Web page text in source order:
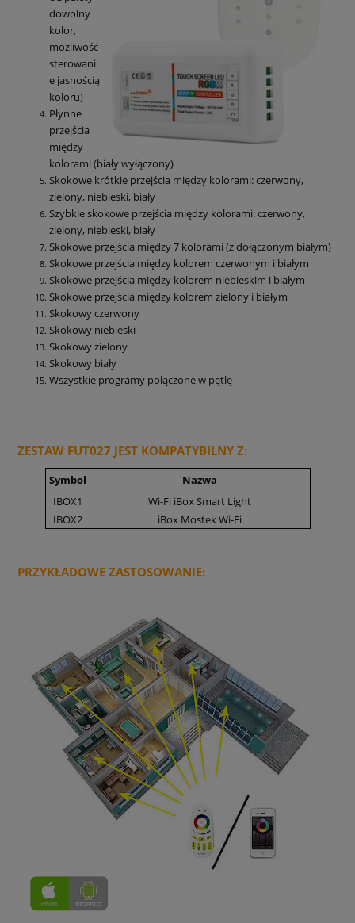
dowolny
kolor,
możliwość
sterowani
e jasnością
koloru)
Płynne
przejścia
między
kolorami (biały wyłączony)
Skokowe krótkie przejścia między kolorami: czerwony,
zielony, niebieski, biały
Szybkie skokowe przejścia między kolorami: czerwony,
zielony, niebieski, biały
Skokowe przejścia między 7 kolorami (z dołączonym białym)
Skokowe przejścia między kolorem czerwonym i białym
Skokowe przejścia między kolorem niebieskim i białym
Skokowe przejścia między kolorem zielony i białym
Skokowy czerwony
Skokowy niebieski
Skokowy zielony
Skokowy biały
Wszystkie programy połączone w pętlę
ZESTAW FUT027 JEST KOMPATYBILNY Z:
Symbol
Nazwa
IBOX1
Wi-Fi iBox Smart Light
IBOX2
iBox Mostek Wi-Fi
PRZYKŁADOWE ZASTOSOWANIE: